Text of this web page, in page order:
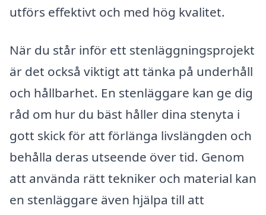
utförs effektivt och med hög kvalitet.
När du står inför ett stenläggningsprojekt
är det också viktigt att tänka på underhåll
och hållbarhet. En stenläggare kan ge dig
råd om hur du bäst håller dina stenyta i
gott skick för att förlänga livslängden och
behålla deras utseende över tid. Genom
att använda rätt tekniker och material kan
en stenläggare även hjälpa till att